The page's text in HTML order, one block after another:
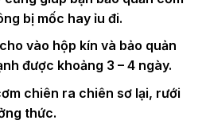
bị mốc hay ỉu đi.
vào hộp kín và bảo quản
được khoảng 3 – 4 ngày.
chiên ra chiên sơ lại, rưới
thức.